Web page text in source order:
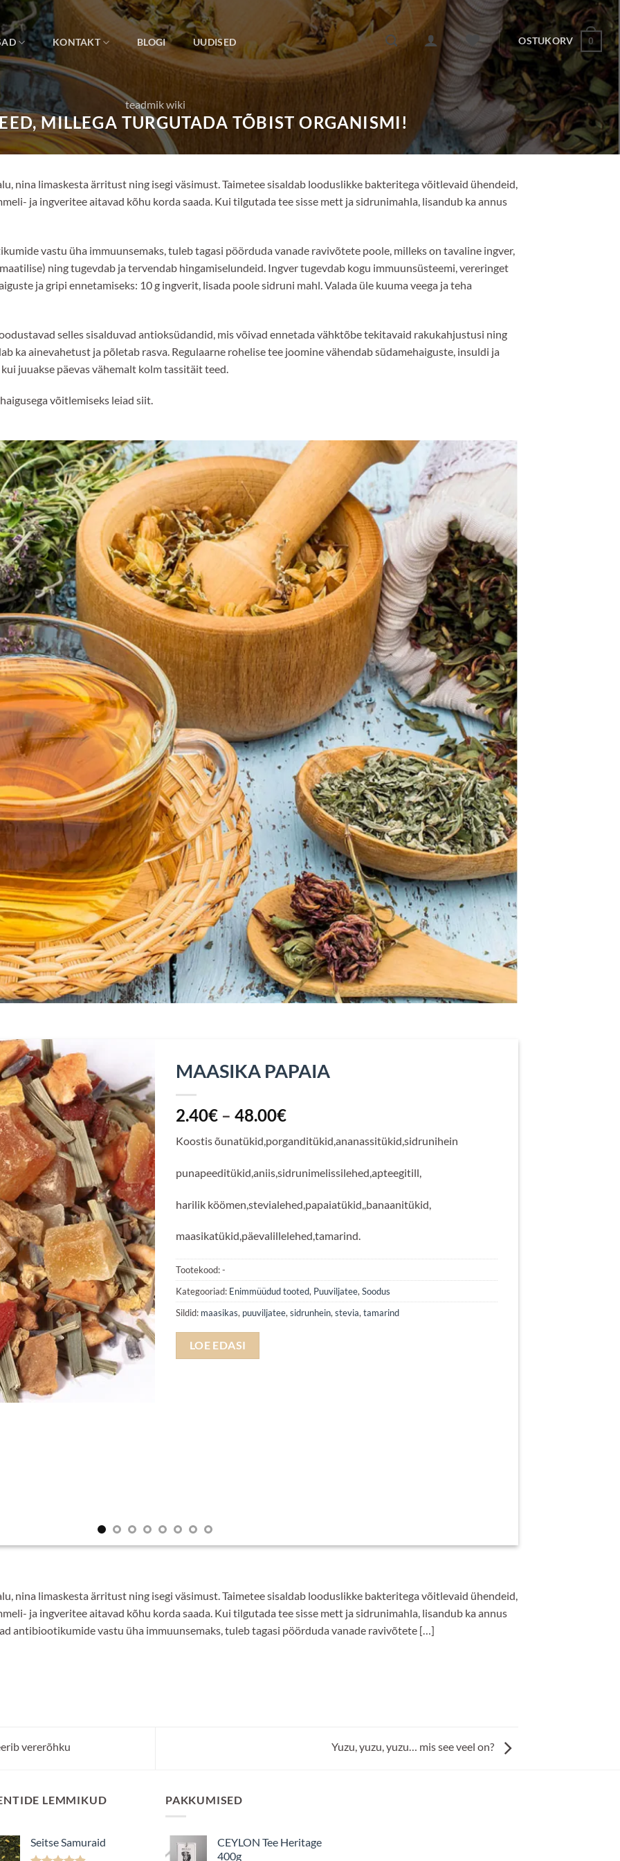
KONTAKT BLOGI UUDISED OSTUKORV 0
teadmik wiki
MILLEGA TURGUTADA TÕBIST ORGANISMI!
nina limaskesta ärritust ning isegi väsimust. Taimetee sisaldab looduslikke bakteritega võitlevaid ühendeid,
ja ingveritee aitavad kõhu korda saada. Kui tilgutada tee sisse mett ja sidrunimahla, lisandub ka annus
vastu üha immuunsemaks, tuleb tagasi pöörduda vanade ravivõtete poole, milleks on tavaline ingver,
ning tugevdab ja tervendab hingamiselundeid. Ingver tugevdab kogu immuunsüsteemi, vereringet
ja gripi ennetamiseks: 10 g ingverit, lisada poole sidruni mahl. Valada üle kuuma veega ja teha
selles sisalduvad antioksüdandid, mis võivad ennetada vähktõbe tekitavaid rakukahjustusi ning
ka ainevahetust ja põletab rasva. Regulaarne rohelise tee joomine vähendab südamehaiguste, insuldi ja
juuakse päevas vähemalt kolm tassitäit teed.
võitlemiseks leiad siit.
MAASIKA PAPAIA
2.40€ – 48.00€Hinnavahemik:
kuni
48.00€
Koostis õunatükid,porganditükid,ananassitükid,sidrunihein
punapeeditükid,aniis,sidrunimelissilehed,apteegitill,
harilik köömen,stevialehed,papaiatükid,,banaanitükid,
maasikatükid,päevalillelehed,tamarind.
Tootekood:-
Kategooriad: Enimmüüdud tooted, Puuviljatee,Soodus
Sildid: maasikas, puuviljatee,sidrunhein,stevia,tamarind
LOE EDASI
nina limaskesta ärritust ning isegi väsimust. Taimetee sisaldab looduslikke bakteritega võitlevaid ühendeid,
ja ingveritee aitavad kõhu korda saada. Kui tilgutada tee sisse mett ja sidrunimahla, lisandub ka annus
antibiootikumide vastu üha immuunsemaks, tuleb tagasi pöörduda vanade ravivõtete […]
vererõhku Yuzu, yuzu, yuzu… mis see veel on?
LEMMIKUD
Seitse Samuraid
PAKKUMISED
CEYLON Tee Heritage
400g